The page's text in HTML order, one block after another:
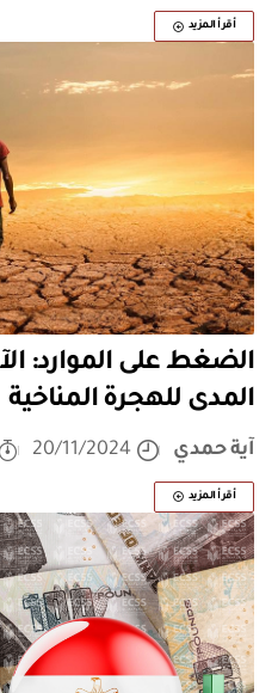
أقرأ المزيد
الضغط على الموارد:
المدى للهجرة المناخية
آية حمدي 20/11/2024
أقرأ المزيد